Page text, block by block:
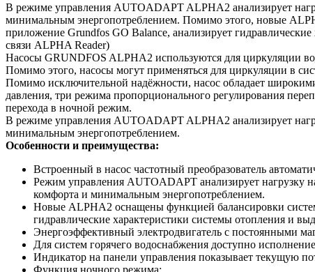
В режиме управления AUTOADAPT ALPHA2 анализирует
минимальным энергопотреблением. Помимо этого, новые
приложение Grundfos GO Balance, анализирует
связи ALPHA Reader)
Насосы GRUNDFOS ALPHA2 используются для циркуляции
Помимо этого, насосы могут применяться для циркуляции в
Помимо исключительной надёжности, насос обладает
давления, три режима пропорционального регулирования
перехода в ночной режим.
В режиме управления AUTOADAPT ALPHA2 анализирует
минимальным энергопотреблением.
Особенности и преимущества:
Встроенный в насос частотный преобразователь
Режим управления AUTOADAPT анализирует нагрузку
комфорта и минимальным энергопотреблением.
Новые ALPHA2 оснащены функцией балансировки
гидравлические характеристики системы отопления и
Энергоэффективный электродвигатель с постоянными
Для систем горячего водоснабжения доступно
Индикатор на панели управления показывает текущую
Функция ночного режима;